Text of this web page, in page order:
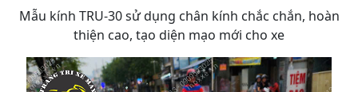
Mẫu kính TRU-30 sử dụng chân kính chắc chắn, hoàn
thiện cao, tạo diện mạo mới cho xe